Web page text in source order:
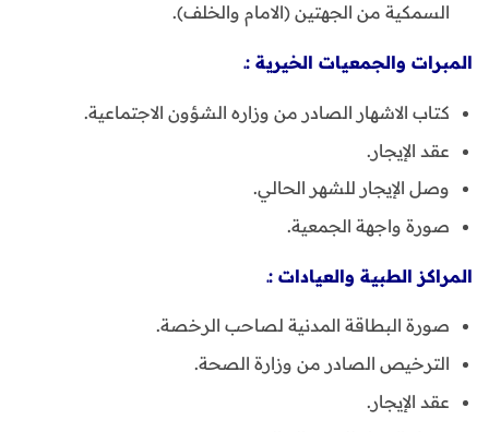
السمكية من الجهتين (الامام والخلف).
المبرات والجمعيات الخيرية :ـ
كتاب الاشهار الصادر من وزاره الشؤون الاجتماعية.
عقد الإيجار.
وصل الإيجار للشهر الحالي.
صورة واجهة الجمعية.
المراكز الطبية والعيادات :ـ
صورة البطاقة المدنية لصاحب الرخصة.
الترخيص الصادر من وزارة الصحة.
عقد الإيجار.